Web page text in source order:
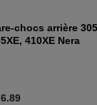
chocs arrière
410XE Nera